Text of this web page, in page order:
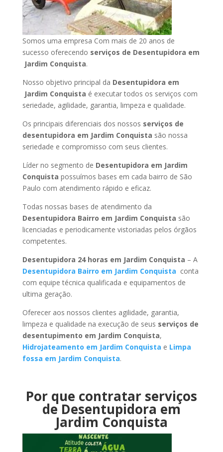
Somos uma empresa Com mais de 20 anos de
sucesso oferecendo serviços de Desentupidora em
Jardim Conquista.
Nosso objetivo principal da Desentupidora em
Jardim Conquista é executar todos os serviços com
seriedade, agilidade, garantia, limpeza e qualidade.
Os principais diferenciais dos nossos serviços de
desentupidora em Jardim Conquista são nossa
seriedade e compromisso com seus clientes.
Líder no segmento de Desentupidora em Jardim
Conquista possuímos bases em cada bairro de São
Paulo com atendimento rápido e eficaz.
Todas nossas bases de atendimento da
Desentupidora Bairro em Jardim Conquista são
licenciadas e periodicamente vistoriadas pelos órgãos
competentes.
Desentupidora 24 horas em Jardim Conquista – A
Desentupidora Bairro em Jardim Conquista conta
com equipe técnica qualificada e equipamentos de
ultima geração.
Oferecer aos nossos clientes agilidade, garantia,
limpeza e qualidade na execução de seus serviços de
desentupimento em Jardim Conquista,
Hidrojateamento em Jardim Conquista e Limpa
fossa em Jardim Conquista.
Por que contratar serviços
de Desentupidora em
Jardim Conquista